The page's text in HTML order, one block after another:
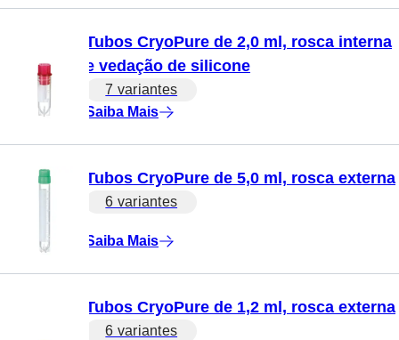
Tubos CryoPure de 2,0 ml, rosca interna
e vedação de silicone
7 variantes
Saiba Mais
Tubos CryoPure de 5,0 ml, rosca externa
6 variantes
Saiba Mais
Tubos CryoPure de 1,2 ml, rosca externa
6 variantes